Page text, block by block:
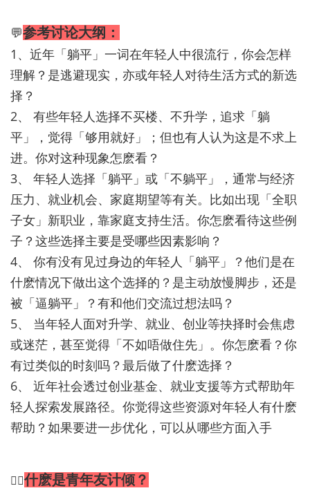
💬参考讨论大纲：
1、近年「躺平」一词在年轻人中很流行，你会怎样
理解？是逃避现实，亦或年轻人对待生活方式的新选
择？
2、 有些年轻人选择不买楼、不升学，追求「躺
平」，觉得「够用就好」；但也有人认为这是不求上
进。你对这种现象怎麽看？
3、 年轻人选择「躺平」或「不躺平」，通常与经济
压力、就业机会、家庭期望等有关。比如出现「全职
子女」新职业，靠家庭支持生活。你怎麽看待这些例
子？这些选择主要是受哪些因素影响？
4、 你有没有见过身边的年轻人「躺平」？他们是在
什麽情况下做出这个选择的？是主动放慢脚步，还是
被「逼躺平」？有和他们交流过想法吗？
5、 当年轻人面对升学、就业、创业等抉择时会焦虑
或迷茫，甚至觉得「不如唔做住先」。你怎麽看？你
有过类似的时刻吗？最后做了什麽选择？
6、 近年社会透过创业基金、就业支援等方式帮助年
轻人探索发展路径。你觉得这些资源对年轻人有什麽
帮助？如果要进一步优化，可以从哪些方面入手
💁‍♂️什麽是青年友计倾？